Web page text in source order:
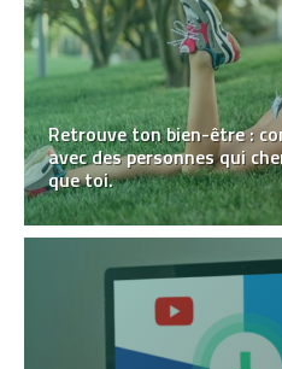
Retrouve ton bien-être :
avec des personnes qui
que toi.